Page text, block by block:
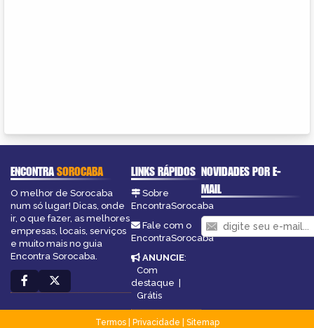
ENCONTRASOROCABA
O melhor de Sorocaba
num só lugar! Dicas, onde
ir, o que fazer, as melhores
empresas, locais, serviços
e muito mais no guia
Encontra Sorocaba.
LINKS RÁPIDOS
Sobre
EncontraSorocaba
Fale com o
EncontraSorocaba
ANUNCIE:
Com
destaque |
Grátis
NOVIDADES POR E-
MAIL
Termos| Privacidade
Sitemap